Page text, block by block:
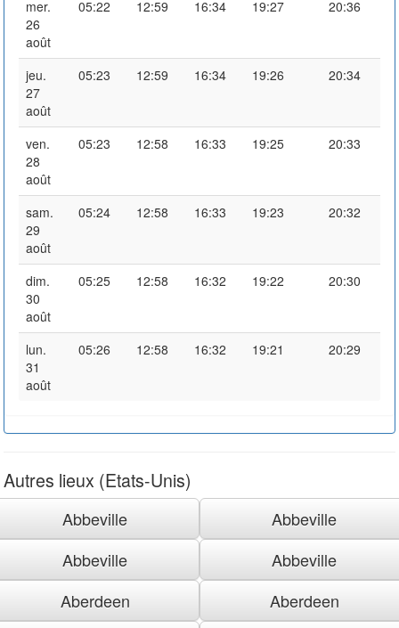
mer.
26
août
05:22 12:59 16:34 19:27 20:36
jeu.
27
août
05:23 12:59 16:34 19:26 20:34
ven.
28
août
05:23 12:58 16:33 19:25 20:33
sam.
29
août
05:24 12:58 16:33 19:23 20:32
dim.
30
août
05:25 12:58 16:32 19:22 20:30
lun.
31
août
05:26 12:58 16:32 19:21 20:29
Autres lieux (Etats-Unis)
Abbeville
Abbeville
Abbeville
Abbeville
Aberdeen
Aberdeen